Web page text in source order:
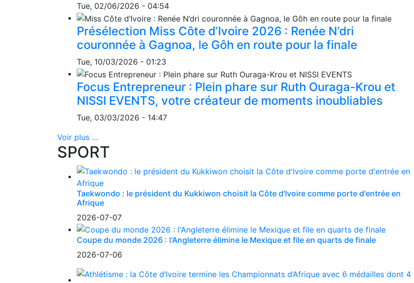
Tue, 02/06/2026 - 04:54
Présélection Miss Côte d’Ivoire 2026 : Renée N’dri
couronnée à Gagnoa, le Gôh en route pour la finale
Tue, 10/03/2026 - 01:23
Focus Entrepreneur : Plein phare sur Ruth Ouraga-Krou et
NISSI EVENTS, votre créateur de moments inoubliables
Tue, 03/03/2026 - 14:47
Voir plus ...
SPORT
Taekwondo : le président du Kukkiwon choisit la Côte d'Ivoire comme porte d'entrée en
Afrique
2026-07-07
Coupe du monde 2026 : l'Angleterre élimine le Mexique et file en quarts de finale
2026-07-06